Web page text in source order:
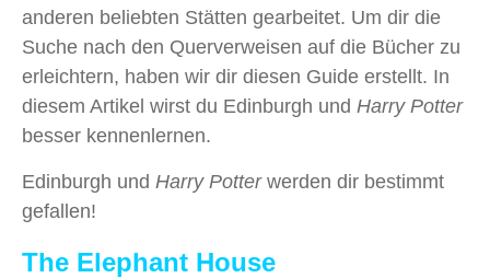
anderen beliebten Stätten gearbeitet. Um dir die
Suche nach den Querverweisen auf die Bücher zu
erleichtern, haben wir dir diesen Guide erstellt. In
diesem Artikel wirst du Edinburgh und Harry Potter
besser kennenlernen.
Edinburgh und Harry Potterwerden dir bestimmt
gefallen!
The Elephant House